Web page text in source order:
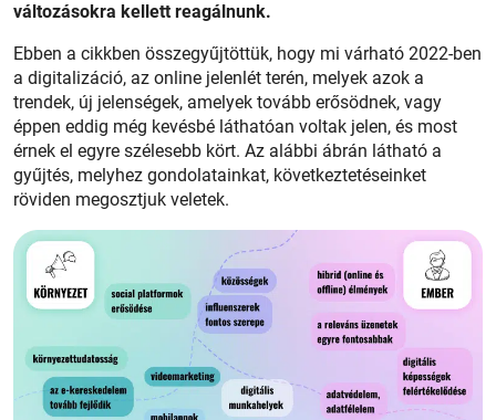
változásokra kellett reagálnunk.
Ebben a cikkben összegyűjtöttük, hogy mi várható 2022-ben
a digitalizáció, az online jelenlét terén, melyek azok a
trendek, új jelenségek, amelyek tovább erősödnek, vagy
éppen eddig még kevésbé láthatóan voltak jelen, és most
érnek el egyre szélesebb kört. Az alábbi ábrán látható a
gyűjtés, melyhez gondolatainkat, következtetéseinket
röviden megosztjuk veletek.